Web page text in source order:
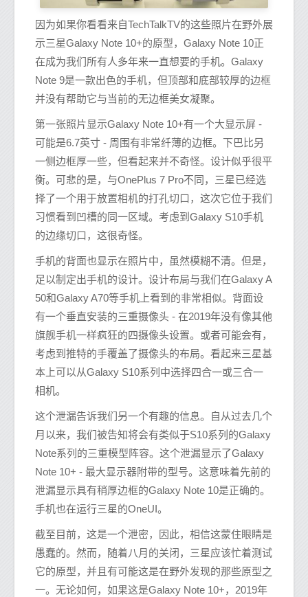
因为如果你看看来自TechTalkTV的这些照片在野外展
示三星Galaxy Note 10+的原型，Galaxy Note 10正
在成为我们所有人多年来一直想要的手机。Galaxy
Note 9是一款出色的手机，但顶部和底部较厚的边框
并没有帮助它与当前的无边框美女凝聚。
第一张照片显示Galaxy Note 10+有一个大显示屏 -
可能是6.7英寸 - 周围有非常纤薄的边框。下巴比另
一侧边框厚一些，但看起来并不奇怪。设计似乎很平
衡。可悲的是，与OnePlus 7 Pro不同，三星已经选
择了一个用于放置相机的打孔切口，这次它位于我们
习惯看到凹槽的同一区域。考虑到Galaxy S10手机
的边缘切口，这很奇怪。
手机的背面也显示在照片中，虽然模糊不清。但是，
足以制定出手机的设计。设计布局与我们在Galaxy A
50和Galaxy A70等手机上看到的非常相似。背面设
有一个垂直安装的三重摄像头 - 在2019年没有像其他
旗舰手机一样疯狂的四摄像头设置。或者可能会有，
考虑到推特的手覆盖了摄像头的布局。看起来三星基
本上可以从Galaxy S10系列中选择四合一或三合一
相机。
这个泄漏告诉我们另一个有趣的信息。自从过去几个
月以来，我们被告知将会有类似于S10系列的Galaxy
Note系列的三重模型阵容。这个泄漏显示了Galaxy
Note 10+ - 最大显示器附带的型号。这意味着先前的
泄漏显示具有稍厚边框的Galaxy Note 10是正确的。
手机也在运行三星的OneUI。
截至目前，这是一个泄密，因此，相信这蒙住眼睛是
愚蠢的。然而，随着八月的关闭，三星应该忙着测试
它的原型，并且有可能这是在野外发现的那些原型之
一。无论如何，如果这是Galaxy Note 10+，2019年